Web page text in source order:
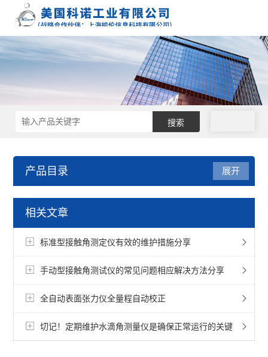
产品目录
接触角测量仪
展开
相关文章
标准型接触角测定仪有效的维护措施分享
手动型接触角测试仪的常见问题相应解决方法分享
全自动表面张力仪全量程自动校正
切记！定期维护水滴角测量仪是确保正常运行的关键